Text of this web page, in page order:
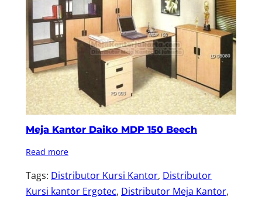
Meja Kantor Daiko MDP 150 Beech
Read more
Tags: Distributor Kursi Kantor, Distributor
Kursi kantor Ergotec, Distributor Meja Kantor